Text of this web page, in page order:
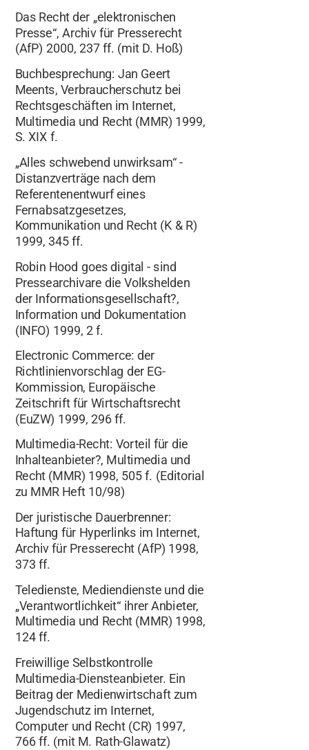
Das Recht der „elektronischen
Presse“, Archiv für Presserecht
(AfP) 2000, 237 ff. (mit D. Hoß)
Buchbesprechung: Jan Geert
Meents, Verbraucherschutz bei
Rechtsgeschäften im Internet,
Multimedia und Recht (MMR) 1999,
S. XIX f.
„Alles schwebend unwirksam“ -
Distanzverträge nach dem
Referentenentwurf eines
Fernabsatzgesetzes,
Kommunikation und Recht (K & R)
1999, 345 ff.
Robin Hood goes digital - sind
Pressearchivare die Volkshelden
der Informationsgesellschaft?,
Information und Dokumentation
(INFO) 1999, 2 f.
Electronic Commerce: der
Richtlinienvorschlag der EG-
Kommission, Europäische
Zeitschrift für Wirtschaftsrecht
(EuZW) 1999, 296 ff.
Multimedia-Recht: Vorteil für die
Inhalteanbieter?, Multimedia und
Recht (MMR) 1998, 505 f. (Editorial
zu MMR Heft 10/98)
Der juristische Dauerbrenner:
Haftung für Hyperlinks im Internet,
Archiv für Presserecht (AfP) 1998,
373 ff.
Teledienste, Mediendienste und die
„Verantwortlichkeit“ ihrer Anbieter,
Multimedia und Recht (MMR) 1998,
124 ff.
Freiwillige Selbstkontrolle
Multimedia-Diensteanbieter. Ein
Beitrag der Medienwirtschaft zum
Jugendschutz im Internet,
Computer und Recht (CR) 1997,
766 ff. (mit M. Rath-Glawatz)